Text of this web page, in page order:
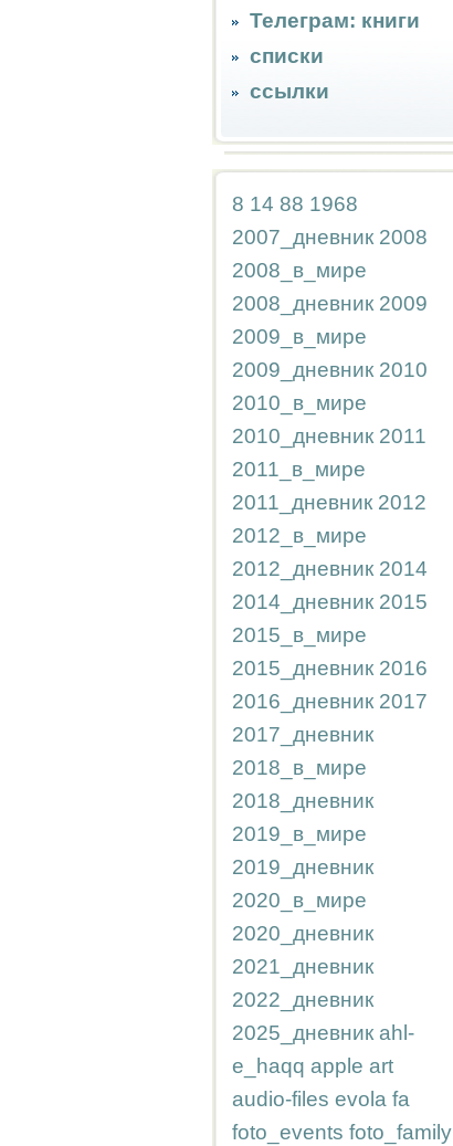
Телеграм: книги
списки
ссылки
8 14 88 1968
2007_дневник 2008
2008_в_мире
2008_дневник 2009
2009_в_мире
2009_дневник 2010
2010_в_мире
2010_дневник 2011
2011_в_мире
2011_дневник 2012
2012_в_мире
2012_дневник 2014
2014_дневник 2015
2015_в_мире
2015_дневник 2016
2016_дневник 2017
2017_дневник
2018_в_мире
2018_дневник
2019_в_мире
2019_дневник
2020_в_мире
2020_дневник
2021_дневник
2022_дневник
2025_дневник ahl-
e_haqq apple art
audio-files evola fa
foto_events foto_family